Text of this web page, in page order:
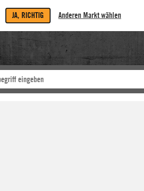
JA, RICHTIG Anderen Markt wählen